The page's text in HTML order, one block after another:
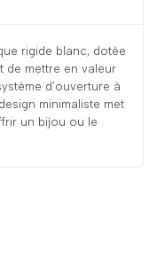
rigide blanc, dotée
de mettre en valeur
d’ouverture à
minimaliste met
un bijou ou le